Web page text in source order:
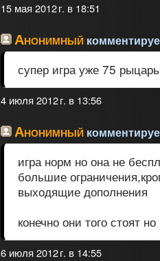
15 мая 2012 г. в 18:51
Анонимный
супер игра уже 75 рыцарь
4 июля 2012 г. в 13:56
Анонимный
игра норм но она не
большие
выходящие дополнения
конечно они того стоят
6 июля 2012 г. в 14:55